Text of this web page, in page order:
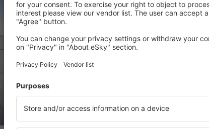
CARTAGENA
Hotel Servigroup Galúa
Cartagena, 14 august 2026, 2 nopți